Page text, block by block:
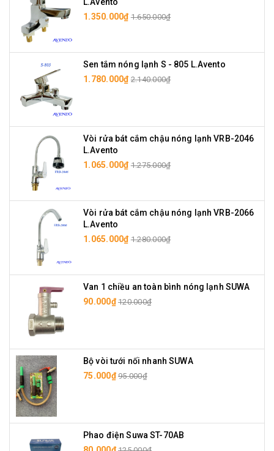
L.Avento
1.350.000₫ 1.650.000₫
Sen tắm nóng lạnh S - 805 L.Avento
1.780.000₫ 2.140.000₫
Vòi rửa bát cắm chậu nóng lạnh VRB-2046
L.Avento
1.065.000₫ 1.275.000₫
Vòi rửa bát cắm chậu nóng lạnh VRB-2066
L.Avento
1.065.000₫ 1.280.000₫
Van 1 chiều an toàn bình nóng lạnh SUWA
90.000₫ 120.000₫
Bộ vòi tưới nối nhanh SUWA
75.000₫ 95.000₫
Phao điện Suwa ST-70AB